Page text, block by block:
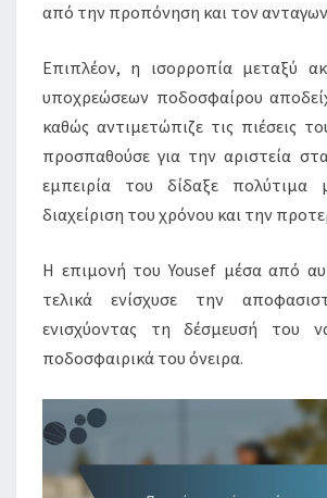
από την προπόνηση και τον
Επιπλέον, η ισορροπία μεταξύ
υποχρεώσεων ποδοσφαίρου
καθώς αντιμετώπιζε τις πιέσεις
προσπαθούσε για την αριστεία
εμπειρία του δίδαξε πολύτιμα
διαχείριση του χρόνου και την
Η επιμονή του Yousef μέσα από
τελικά ενίσχυσε την
ενισχύοντας τη δέσμευσή του
ποδοσφαιρικά του όνειρα.